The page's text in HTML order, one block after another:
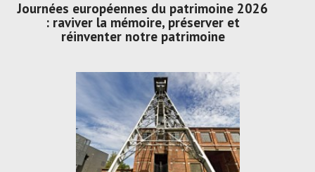
Journées européennes du patrimoine 2026
: raviver la mémoire, préserver et
réinventer notre patrimoine